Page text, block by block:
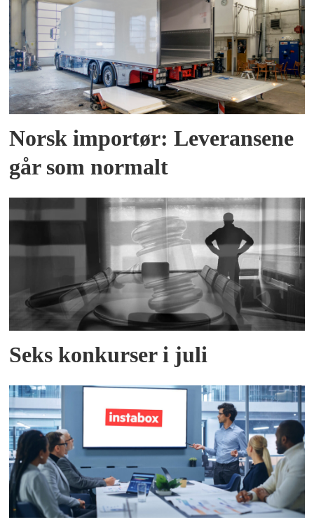
Norsk importør: Leveransene
går som normalt
Seks konkurser i juli